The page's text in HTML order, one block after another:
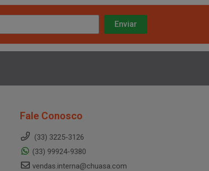
Fale Conosco
(33) 3225-3126
(33) 99924-9380
vendas.interna@chuasa.com